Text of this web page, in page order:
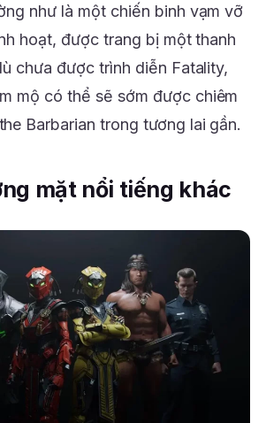
như là một chiến binh vạm vỡ
hoạt, được trang bị một thanh
chưa được trình diễn Fatality,
mộ có thể sẽ sớm được chiêm
Barbarian trong tương lai gần.
mặt nổi tiếng khác